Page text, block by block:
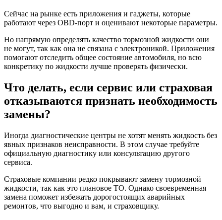
Сейчас на рынке есть приложения и гаджеты, которые
работают через OBD-порт и оценивают некоторые параметры.
Но напрямую определять качество тормозной жидкости они
не могут, так как она не связана с электроникой. Приложения
помогают отследить общее состояние автомобиля, но всю
конкретику по жидкости лучше проверять физически.
Что делать, если сервис или страховая
отказываются признать необходимость
замены?
Иногда диагностические центры не хотят менять жидкость без
явных признаков неисправности. В этом случае требуйте
официальную диагностику или консультацию другого
сервиса.
Страховые компании редко покрывают замену тормозной
жидкости, так как это плановое ТО. Однако своевременная
замена поможет избежать дорогостоящих аварийных
ремонтов, что выгодно и вам, и страховщику.